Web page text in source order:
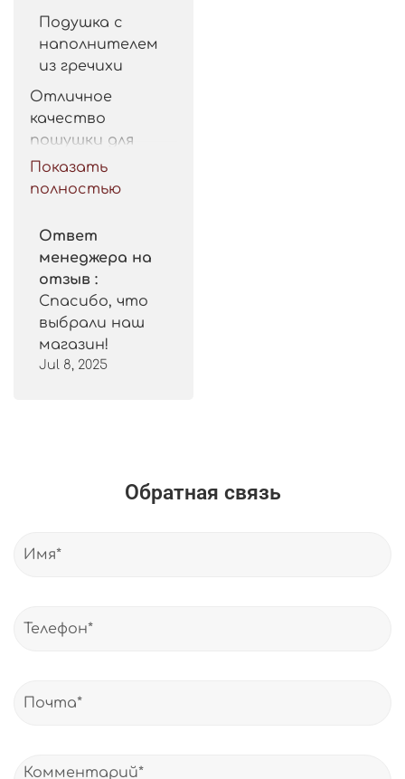
Подушка с
наполнителем
из гречихи
Отличное
качество
пошушки для
такой цены.
Рекомендую.
Показать
полностью
Ответ
менеджера на
отзыв :
Спасибо, что
выбрали наш
магазин!
Jul 8, 2025
Обратная связь